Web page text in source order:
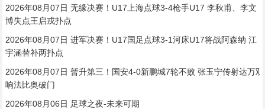
2026年08月07日 无缘决赛！U17上海点球3-4枪手U17 李秋甫、李文
博失点王启戎扑点
2026年08月07日 进军决赛！U17国足点球3-1河床U17将战阿森纳 江
宇涵替补两扑点
2026年08月07日 暂升第三！国安4-0新鹏城7轮不败 张玉宁传射达万双
响法比奥破门
2026年08月06日 足球之夜-未来可期